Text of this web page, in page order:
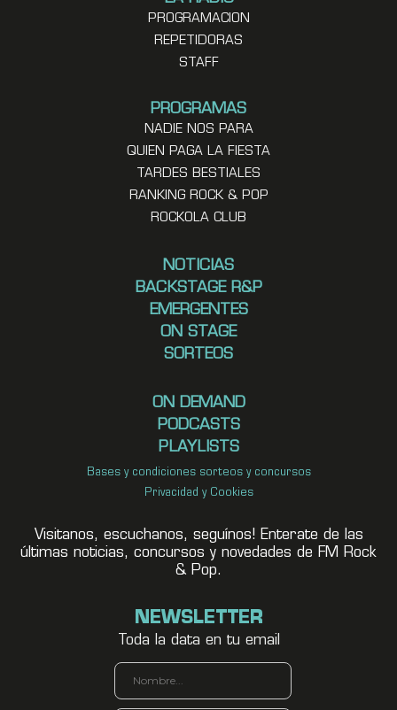
PROGRAMACION
REPETIDORAS
STAFF
PROGRAMAS
NADIE NOS PARA
QUIEN PAGA LA FIESTA
TARDES BESTIALES
RANKING ROCK & POP
ROCKOLA CLUB
NOTICIAS
BACKSTAGE R&P
EMERGENTES
ON STAGE
SORTEOS
ON DEMAND
PODCASTS
PLAYLISTS
Bases y condiciones sorteos y concursos
Privacidad y Cookies
Visitanos, escuchanos, seguínos! Enterate de las
últimas noticias, concursos y novedades de FM Rock
& Pop.
NEWSLETTER
Toda la data en tu email